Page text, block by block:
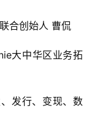
合创始人 曹侃
大中华区业务拓
发行、变现、数